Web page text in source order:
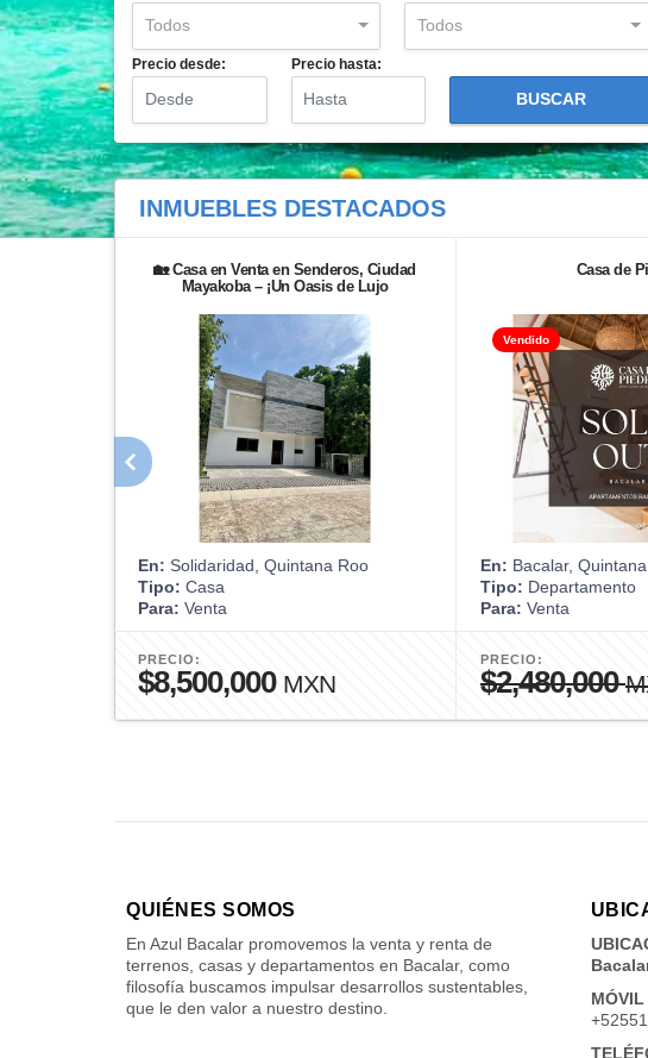
Todos Todos
Precio desde: Precio hasta:
BUSCAR
INMUEBLES DESTACADOS
🏡 Casa en Venta en Senderos, Ciudad
Mayakoba – ¡Un Oasis de Lujo
En: Solidaridad, Quintana Roo
Tipo: Casa
Para: Venta
PRECIO:
$8,500,000 MXN
Casa de
Vendido
En: Bacalar,
Tipo: Departamento
Para: Venta
PRECIO:
$2,480,000
QUIÉNES SOMOS
En Azul Bacalar promovemos la venta y renta de
terrenos, casas y departamentos en Bacalar, como
filosofía buscamos impulsar desarrollos sustentables,
que le den valor a nuestro destino.
MÓVIL